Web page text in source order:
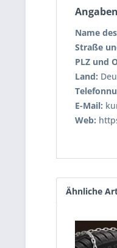
Name
Straße
PLZ und
Land:
E-Mail:
Web:
Ähnliche